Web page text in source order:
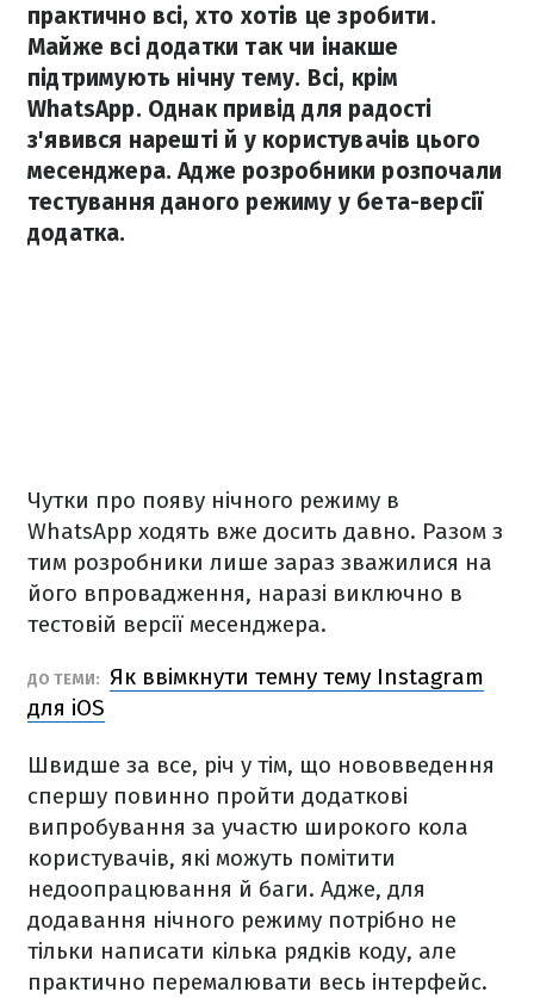
практично всі, хто хотів це зробити.
Майже всі додатки так чи інакше
підтримують нічну тему. Всі, крім
WhatsApp. Однак привід для радості
з'явився нарешті й у користувачів цього
месенджера. Адже розробники розпочали
тестування даного режиму у бета-версії
додатка.
Чутки про появу нічного режиму в
WhatsApp ходять вже досить давно. Разом з
тим розробники лише зараз зважилися на
його впровадження, наразі виключно в
тестовій версії месенджера.
ДО ТЕМИ: Як ввімкнути темну тему Instagram
для iOS
Швидше за все, річ у тім, що нововведення
спершу повинно пройти додаткові
випробування за участю широкого кола
користувачів, які можуть помітити
недоопрацювання й баги. Адже, для
додавання нічного режиму потрібно не
тільки написати кілька рядків коду, але
практично перемалювати весь інтерфейс.